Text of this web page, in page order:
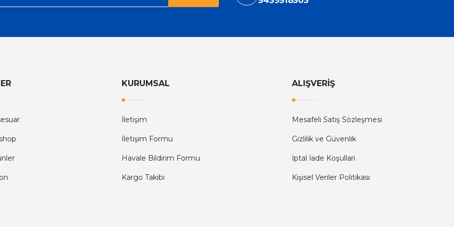
KURUMSAL
İletişim
İletişim Formu
Havale Bildirim Formu
Kargo Takibi
ALIŞVERİŞ
Mesafeli Satış Sözleşmesi
Gizlilik ve Güvenlik
İptal İade Koşullari
Kişisel Veriler Politikası